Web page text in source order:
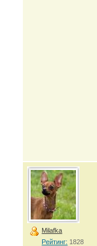
Milafka
Рейтинг: 1828